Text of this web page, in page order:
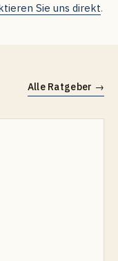
Sie uns direkt.
Alle Ratgeber →